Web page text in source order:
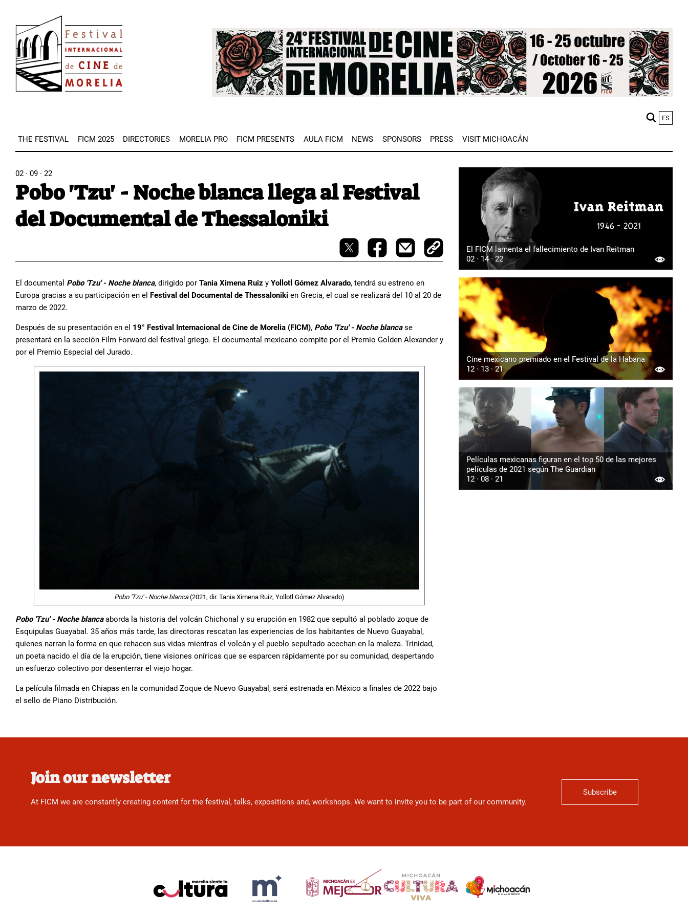
main
content
Image
ES
THE FESTIVAL FICM 2025 DIRECTORIES MORELIA PRO FICM PRESENTS AULA FICM NEWS SPONSORS PRESS VISIT MICHOACÁN
02 · 09 · 22
Pobo 'Tzu' - Noche blanca llega al Festival
del Documental de Thessaloniki
El documental Pobo 'Tzu' - Noche blanca, dirigido por Tania Ximena Ruiz y Yollotl Gómez Alvarado, tendrá su estreno en
Europa gracias a su participación en el Festival del Documental de Thessaloniki en Grecia, el cual se realizará del 10 al 20 de
marzo de 2022.
Después de su presentación en el 19° Festival Internacional de Cine de Morelia (FICM), Pobo 'Tzu' - Noche blancase
presentará en la sección Film Forward del festival griego. El documental mexicano compite por el Premio Golden Alexander y
por el Premio Especial del Jurado.
Pobo 'Tzu' - Noche blanca(2021, dir. Tania Ximena Ruiz, Yollotl Gómez Alvarado)
Pobo 'Tzu' - Noche blancaaborda la historia del volcán Chichonal y su erupción en 1982 que sepultó al poblado zoque de
Esquipulas Guayabal. 35 años más tarde, las directoras rescatan las experiencias de los habitantes de Nuevo Guayabal,
quienes narran la forma en que rehacen sus vidas mientras el volcán y el pueblo sepultado acechan en la maleza. Trinidad,
un poeta nacido el día de la erupción, tiene visiones oníricas que se esparcen rápidamente por su comunidad, despertando
un esfuerzo colectivo por desenterrar el viejo hogar.
La película filmada en Chiapas en la comunidad Zoque de Nuevo Guayabal, será estrenada en México a finales de 2022 bajo
el sello de Piano Distribución.
El FICM lamenta el fallecimiento de Ivan Reitman
02 · 14 · 22
Cine mexicano premiado en el Festival de la Habana
12 · 13 · 21
Películas mexicanas figuran en el top 50 de las mejores
películas de 2021 según The Guardian
12 · 08 · 21
Join our newsletter
At FICM we are constantly creating content for the festival, talks, expositions and, workshops. We want to invite you to be part of our community.
Subscribe